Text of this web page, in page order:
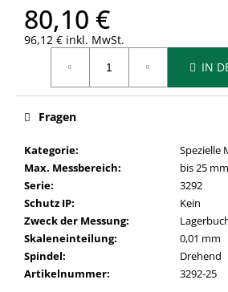
80,10 €
96,12 € inkl. MwSt.
IN
Kategorie:
Spezielle
Max. Messbereich:
bis 25 mm
Serie:
3292
Schutz IP:
Kein
Zweck der Messung:
Skaleneinteilung:
0,01 mm
Spindel:
Drehend
Artikelnummer: 3292-25
Fragen